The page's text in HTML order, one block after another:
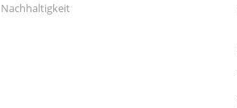
Nachhaltigkeit